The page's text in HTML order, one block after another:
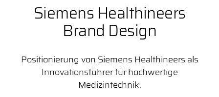
Siemens Healthineers
Brand Design
Positionierung von Siemens Healthineers als
Innovationsführer für hochwertige
Medizintechnik.